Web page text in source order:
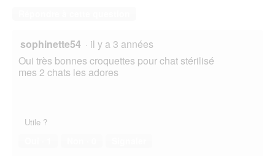
sophinette54 · il y a 3 années
Oui très bonnes croquettes pour chat stérilisé
mes 2 chats les adores
Utile ?